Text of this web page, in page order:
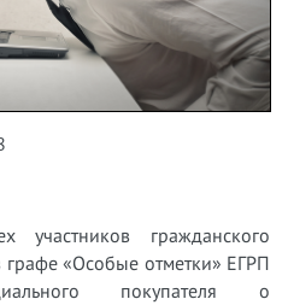
участников гражданского
графе «Особые отметки» ЕГРП
покупателя о